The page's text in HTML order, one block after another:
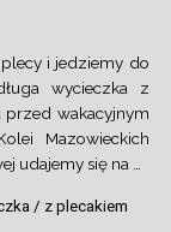
i jedziemy do
wycieczka z
przed wakacyjnym
Mazowieckich
udajemy się na …
/ z plecakiem